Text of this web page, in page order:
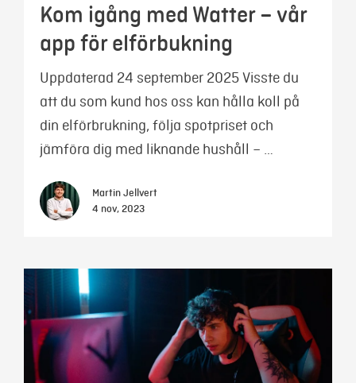
Kom igång med Watter – vår
app för elförbukning
Uppdaterad 24 september 2025 Visste du
att du som kund hos oss kan hålla koll på
din elförbrukning, följa spotpriset och
jämföra dig med liknande hushåll – …
Martin Jellvert
4 nov, 2023